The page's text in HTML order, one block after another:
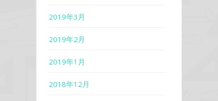
2019年3月
2019年2月
2019年1月
2018年12月